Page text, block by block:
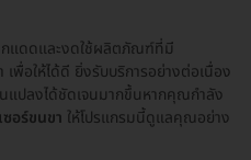
กแดดและงดใช้ผลิตภัณฑ์ที่มี
พื่อให้ได้ดี ยิ่งรับบริการอย่างต่อเนื่อง
แปลงได้ชัดเจนมากขึ้นหากคุณกำลัง
ซอร์ขนขา ให้โปรแกรมนี้ดูแลคุณอย่าง